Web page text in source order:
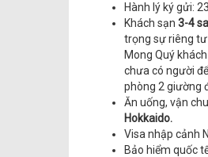
Hành lý ký gửi:
Khách sạn 3-4
trọng sự riêng tư
Mong Quý
chưa có người
phòng 2 giường
Ăn uống, vận
Hokkaido.
Visa nhập cảnh
Bảo hiểm quốc